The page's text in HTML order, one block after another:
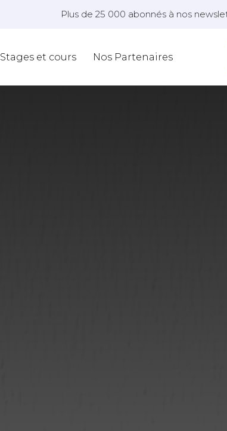
Plus de 25 000 abonnés à nos
Stages et cours Nos Partenaires